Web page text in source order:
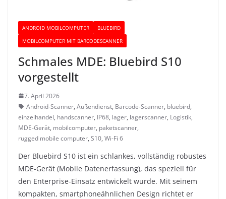
ANDROID MOBILCOMPUTER
BLUEBIRD
MOBILCOMPUTER MIT BARCODESCANNER
Schmales MDE: Bluebird S10
vorgestellt
7. April 2026
Android-Scanner, Außendienst, Barcode-Scanner, bluebird,
einzelhandel, handscanner, IP68, lager, lagerscanner, Logistik,
MDE-Gerät, mobilcomputer, paketscanner,
rugged mobile computer, S10, Wi-Fi 6
Der Bluebird S10 ist ein schlankes, vollständig robustes
MDE-Gerät (Mobile Datenerfassung), das speziell für
den Enterprise-Einsatz entwickelt wurde. Mit seinem
kompakten, smartphoneähnlichen Design richtet er